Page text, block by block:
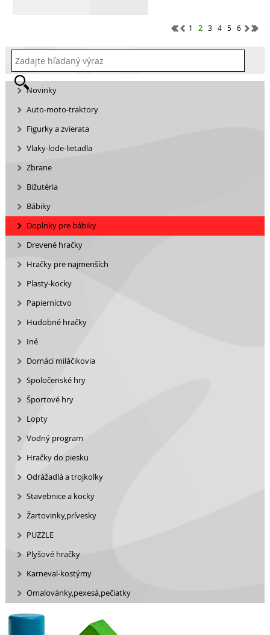
1 2 3 4 5 6
Novinky
Auto-moto-traktory
Figurky a zvierata
Vlaky-lode-lietadla
Zbrane
Bižutéria
Bábiky
Doplnky pre bábiky
Drevené hračky
Hračky pre najmenších
Plasty-kocky
Papierníctvo
Hudobné hračky
Iné
Domáci miláčikovia
Spoločenské hry
Športové hry
Lopty
Vodný program
Hračky do piesku
Odrážadlá a trojkolky
Stavebnice a kocky
Žartovinky,prívesky
PUZZLE
Plyšové hračky
Karneval-kostýmy
Omalovánky,pexesá,pečiatky